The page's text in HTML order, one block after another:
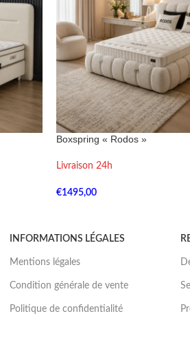
Boxspring « Rodos »
Livraison 24h
€1495,00
INFORMATIONS LÉGALES
Mentions légales
Condition générale de vente
Politique de confidentialité